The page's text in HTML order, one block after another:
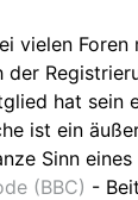
vielen
der
hat sein
ist ein
Sinn
(BBC) -